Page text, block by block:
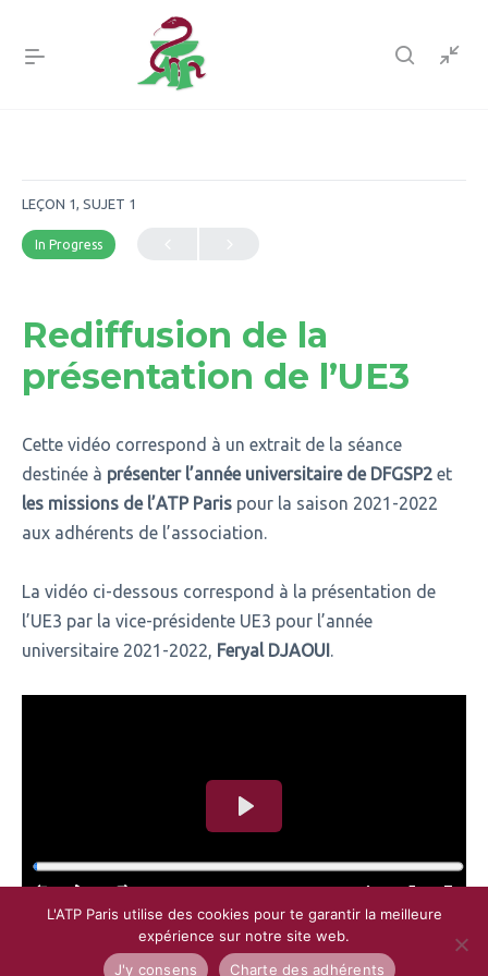
LEÇON 1, SUJET 1
In Progress
Rediffusion de la
présentation de l’UE3
Cette vidéo correspond à un extrait de la séance
destinée à présenter l’année universitaire de DFGSP2 et
les missions de l’ATP Paris pour la saison 2021-2022
aux adhérents de l’association.
La vidéo ci-dessous correspond à la présentation de
l’UE3 par la vice-présidente UE3 pour l’année
universitaire 2021-2022, Feryal DJAOUI.
L'ATP Paris utilise des cookies pour te garantir la meilleure
expérience sur notre site web.
J'y consens
Charte des adhérents